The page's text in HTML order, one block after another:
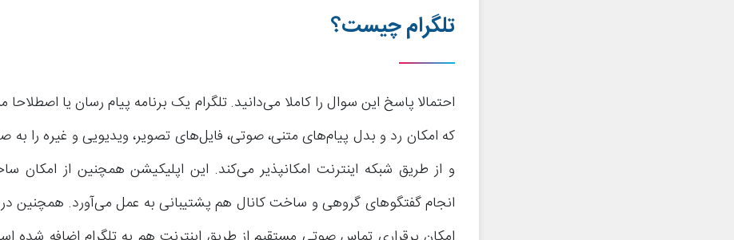
تلگرام چیست؟
احتمالا پاسخ این سوال را کاملا می‌دانید. تلگرام یک برنامه پیام رسان یا
که امکان رد و بدل پیام‌های متنی، صوتی، فایل‌های تصویر، ویدیویی و غیره را به
و از طریق شبکه اینترنت امکانپذیر می‌کند. این اپلیکیشن همچنین از امکان
انجام گفتگوهای گروهی و ساخت کانال هم پشتیبانی به عمل می‌آورد. همچنین